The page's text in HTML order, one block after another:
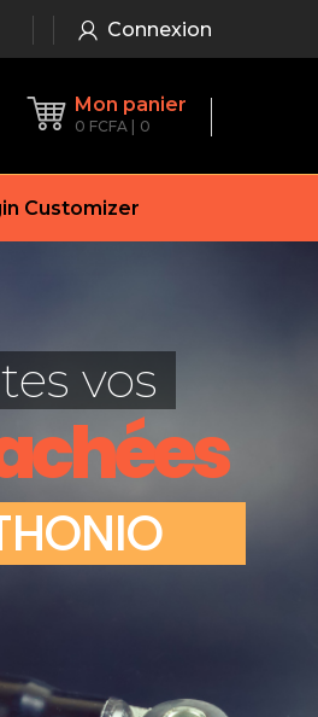
Connexion
Mon panier
0 FCFA 0
Démarreur
arrière
Customizer
HONIO
vos